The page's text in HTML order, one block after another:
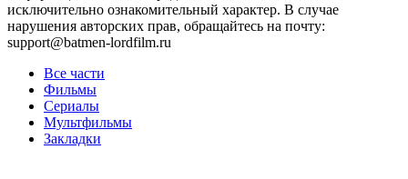
исключительно ознакомительный характер. В случае
нарушения авторских прав, обращайтесь на почту:
support@batmen-lordfilm.ru
Все части
Фильмы
Сериалы
Мультфильмы
Закладки